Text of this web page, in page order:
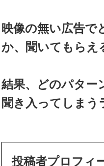
映像の無い広告で
か、聞いてもらえ
結果、どのパター
聞き入ってしまう
投稿者プロフィ